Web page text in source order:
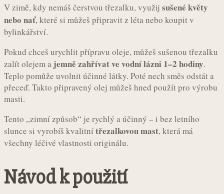
V zimě, kdy nemáš čerstvou třezalku, využij sušené květy
nebo nať, které si můžeš připravit z léta nebo koupit v
bylinkářství.
Pokud chceš urychlit přípravu oleje, můžeš sušenou třezalku
zalít olejem a jemně zahřívat ve vodní lázni 1–2 hodiny.
Teplo pomůže uvolnit účinné látky. Poté nech směs odstát a
přeceď. Takto připravený olej můžeš hned použít pro výrobu
masti.
Tento „zimní způsob“ je rychlý a účinný – i bez letního
slunce si vyrobíš kvalitnítřezalkovou mast, která má
všechny léčivé vlastnosti originálu.
Návod k použití